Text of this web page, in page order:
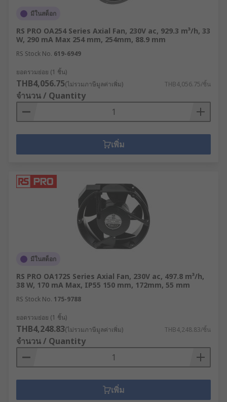
มีในสต็อก
RS PRO OA254 Series Axial Fan, 230V ac, 929.3 m³/h, 33
W, 290 mA Max 254 mm, 254mm, 88.9 mm
RS Stock No. 619-6949
ยอดรวมย่อย (1 ชิ้น)
THB4,056.75(ไม่รวมภาษีมูลค่าเพิ่ม) THB4,056.75/ชิ้น
จำนวน / Quantity
เพิ่ม
มีในสต็อก
RS PRO OA172S Series Axial Fan, 230V ac, 497.8 m³/h,
38 W, 170 mA Max, IP55 150 mm, 172mm, 55 mm
RS Stock No. 175-9788
ยอดรวมย่อย (1 ชิ้น)
THB4,248.83(ไม่รวมภาษีมูลค่าเพิ่ม) THB4,248.83/ชิ้น
จำนวน / Quantity
เพิ่ม